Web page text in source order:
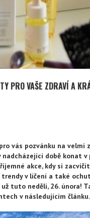
PRO VAŠE ZDRAVÍ A
vás pozvánku na velmi
době konat
akce, kdy si
trendy v líčení a také
tuto neděli, 26. února!
v následujícím